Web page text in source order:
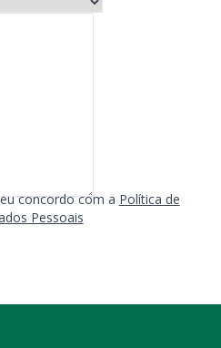
concordo com a Política de
Pessoais